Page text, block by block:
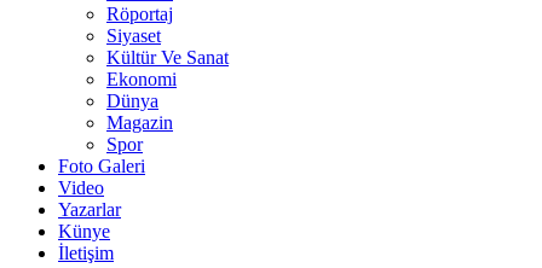
Röportaj
Siyaset
Kültür Ve Sanat
Ekonomi
Dünya
Magazin
Spor
Foto Galeri
Video
Yazarlar
Künye
İletişim